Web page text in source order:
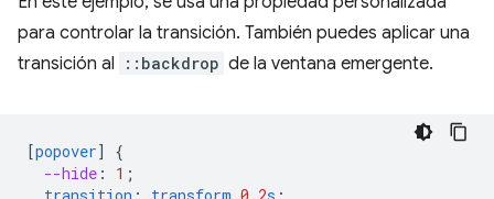
para controlar la transición. También puedes aplicar una
transición al
::backdrop de la ventana emergente.
[popover]
{
--hide : 1 ;